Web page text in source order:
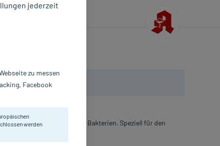
und milchsäurebildenden Bakterien. Speziell für den
Getränks.
jederzeit
zu messen
Facebook
werden